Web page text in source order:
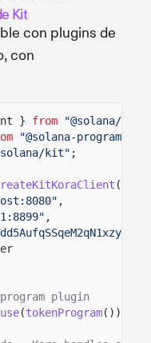
Kit
con plugins de
con
} from
"@solana/
"@solana-program/
kit" ;
({
,
,
plugin
use(tokenProgram());